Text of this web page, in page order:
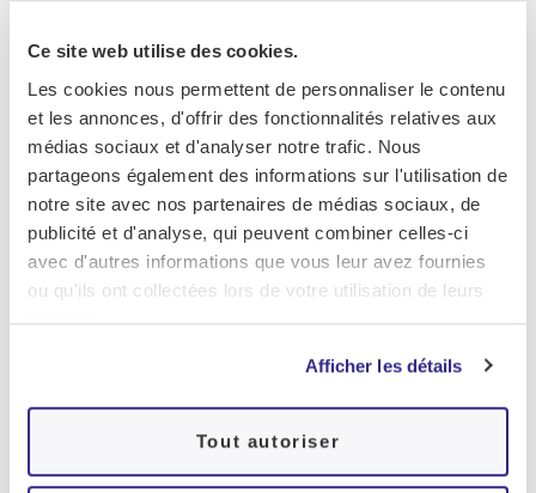
Ce site web utilise des cookies.
Les cookies nous permettent de personnaliser le contenu
et les annonces, d'offrir des fonctionnalités relatives aux
médias sociaux et d'analyser notre trafic. Nous
partageons également des informations sur l'utilisation de
notre site avec nos partenaires de médias sociaux, de
publicité et d'analyse, qui peuvent combiner celles-ci
avec d'autres informations que vous leur avez fournies
ou qu'ils ont collectées lors de votre utilisation de leurs
services.
Afficher les détails
Tout autoriser